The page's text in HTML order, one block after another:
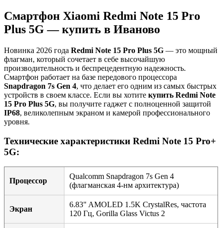
Смартфон Xiaomi Redmi Note 15 Pro
Plus 5G — купить в Иваново
Новинка 2026 года Redmi Note 15 Pro Plus 5G — это мощный
флагман, который сочетает в себе высочайшую
производительность и беспрецедентную надежность.
Смартфон работает на базе передового процессора
Snapdragon 7s Gen 4, что делает его одним из самых быстрых
устройств в своем классе. Если вы хотите купить Redmi Note
15 Pro Plus 5G, вы получите гаджет с полноценной защитой
IP68, великолепным экраном и камерой профессионального
уровня.
Технические характеристики Redmi Note 15 Pro+
5G:
Процессор
Qualcomm Snapdragon 7s Gen 4
(флагманская 4-нм архитектура)
Экран
6.83" AMOLED 1.5K CrystalRes, частота
120 Гц, Gorilla Glass Victus 2